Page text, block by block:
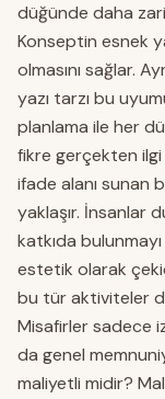
düğünde daha
Konseptin esnek
olmasını sağlar.
yazı tarzı bu
planlama ile her
fikre gerçekten
ifade alanı sunan
yaklaşır. İnsanlar
katkıda
estetik olarak
bu tür aktiviteler
Misafirler sadece
da genel
maliyetli midir?